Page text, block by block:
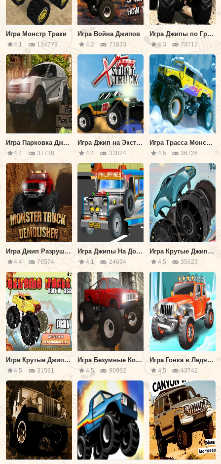
Игра Монстр Траки
4,1 124779
Игра Война Джипов
4,2 71833
Игра Джипы по Грязи
4,3 74712
Игра Парковка Джипов
4,4 37738
Игра Джип на Экстремальной Трассе
4,4 33024
Игра Трасса Монстров: Зимний Сезон
4,5 36726
Игра Джип Разрушитель
4,4 76574
Игра Джипы На Дороге
4,1 24694
Игра Крутые Джипы 1: Европа
4,5 35623
Игра Крутые Джипы 3: Азия
4,5 31591
Игра Безумные Колеса
4,5 90992
Игра Гонка в Ледяной Пещере
4,5 43742